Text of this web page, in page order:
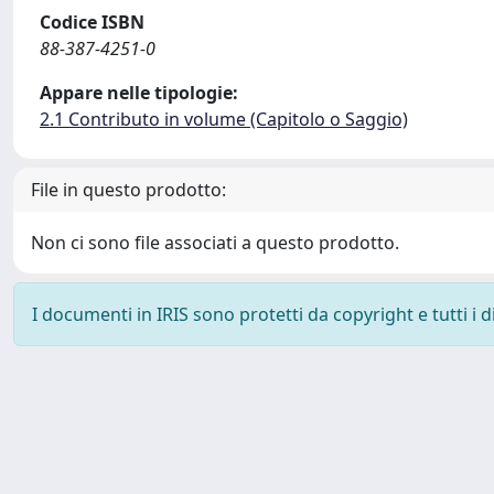
Codice ISBN
88-387-4251-0
Appare nelle tipologie:
2.1 Contributo in volume (Capitolo o Saggio)
File in questo prodotto:
Non ci sono file associati a questo prodotto.
I documenti in IRIS sono protetti da copyright e tutti i